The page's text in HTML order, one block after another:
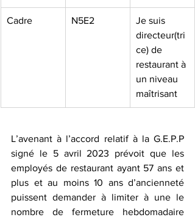
Cadre N5E2
Je suis
directeur(tri
ce) de
restaurant à
un niveau
maîtrisant
L’avenant à l’accord relatif à la G.E.P.P
signé le 5 avril 2023 prévoit que les
employés de restaurant ayant 57 ans et
plus et au moins 10 ans d’ancienneté
puissent demander à limiter à une le
nombre de fermeture hebdomadaire